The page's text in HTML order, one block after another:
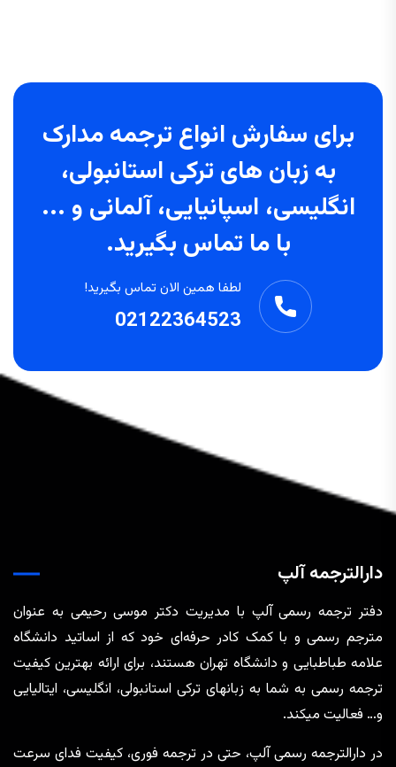
برای سفارش انواع ترجمه مدارک
به زبان های ترکی استانبولی،
انگلیسی، اسپانیایی، آلمانی و ...
با ما تماس بگیرید.
لطفا همین الان تماس بگیرید!
02122364523
دارالترجمه آلپ
دفتر ترجمه رسمی آلپ با مدیریت دکتر موسی رحیمی به عنوان
مترجم رسمی و با کمک کادر حرفه‌ای خود که از اساتید دانشگاه
علامه طباطبایی و دانشگاه تهران هستند، برای ارائه بهترین کیفیت
ترجمه رسمی به شما به زبانهای ترکی استانبولی، انگلیسی، ایتالیایی
و… فعالیت میکند.
در دارالترجمه رسمی آلپ، حتی در ترجمه‌ فوری، کیفیت فدای سرعت